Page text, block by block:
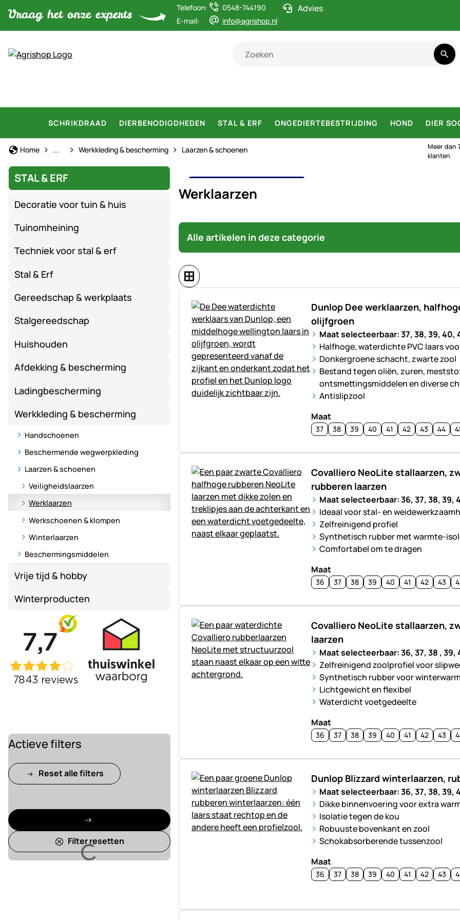
Telefoon:
0548-744190
E-mail:
info@agrishop.nl
Advies
SCHRIKDRAAD DIERBENODIGDHEDEN STAL & ERF ONGEDIERTEBESTRIJDING HOND DIER
Home Stal & Erf
... Werkkleding & bescherming Laarzen & schoenen Meer dan
klanten
STAL & ERF
Decoratie voor tuin & huis
Tuinomheining
Techniek voor stal & erf
Stal & Erf
Gereedschap & werkplaats
Stalgereedschap
Huishouden
Afdekking & bescherming
Ladingbescherming
Werkkleding & bescherming
Handschoenen
Beschermende wegwerpkleding
Laarzen & schoenen
Veiligheidslaarzen
Werklaarzen
Werkschoenen & klompen
Winterlaarzen
Beschermingsmiddelen
Vrije tijd & hobby
Winterproducten
Laden
Actieve filters
Reset alle filters
Filter resetten
WERKLAARZEN
Werklaarzen
Alle artikelen in deze categorie
Dunlop Dee werklaarzen,
olijfgroen
Maat selecteerbaar: 37, 38, 39, 40,
Halfhoge, waterdichte PVC laars
Donkergroene schacht, zwarte zool
Bestand tegen oliën, zuren,
ontsmettingsmiddelen en diverse
Antislipzool
Maat
37 38 39 40 41 42 43 44
Covalliero NeoLite stallaarzen,
rubberen laarzen
Maat selecteerbaar: 36, 37, 38, 39,
Ideaal voor stal- en
Zelfreinigend profiel
Synthetisch rubber met warmte-
Comfortabel om te dragen
Maat
36 37 38 39 40 41 42 43
Covalliero NeoLite stallaarzen,
laarzen
Maat selecteerbaar: 36, 37, 38 , 39,
Zelfreinigend zoolprofiel voor
Synthetisch rubber voor
Lichtgewicht en flexibel
Waterdicht voetgedeelte
Maat
36 37 38 39 40 41 42 43
Dunlop Blizzard winterlaarzen,
Maat selecteerbaar: 36, 37, 38, 39,
Dikke binnenvoering voor extra
Isolatie tegen de kou
Robuuste bovenkant en zool
Schokabsorberende tussenzool
Maat
36 37 38 39 40 41 42 43